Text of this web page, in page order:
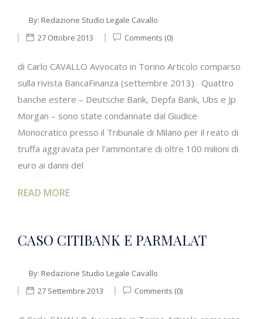
By: Redazione Studio Legale Cavallo
27 Ottobre 2013
Comments (0)
di Carlo CAVALLO Avvocato in Torino Articolo comparso
sulla rivista BancaFinanza (settembre 2013) Quattro
banche estere – Deutsche Bank, Depfa Bank, Ubs e Jp
Morgan – sono state condannate dal Giudice
Monocratico presso il Tribunale di Milano per il reato di
truffa aggravata per l’ammontare di oltre 100 milioni di
euro ai danni del
READ MORE
CASO CITIBANK E PARMALAT
By: Redazione Studio Legale Cavallo
27 Settembre 2013
Comments (0)